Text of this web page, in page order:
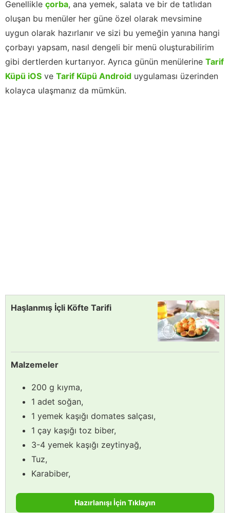
Genellikle çorba, ana yemek, salata ve bir de tatlıdan
oluşan bu menüler her güne özel olarak mevsimine
uygun olarak hazırlanır ve sizi bu yemeğin yanına hangi
çorbayı yapsam, nasıl dengeli bir menü oluşturabilirim
gibi dertlerden kurtarıyor. Ayrıca günün menülerine Tarif
Küpü iOS ve Tarif Küpü Android uygulaması üzerinden
kolayca ulaşmanız da mümkün.
Haşlanmış İçli Köfte Tarifi
Malzemeler
200 g kıyma,
1 adet soğan,
1 yemek kaşığı domates salçası,
1 çay kaşığı toz biber,
3-4 yemek kaşığı zeytinyağ,
Tuz,
Karabiber,
Hazırlanışı İçin Tıklayın